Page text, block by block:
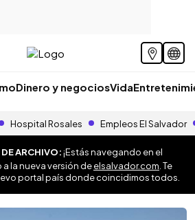
Dinero y negociosVida
Hospital Rosales Empleos El Salvador
ARCHIVO:¡Estás navegando en el
a la nueva versión deelsalvador.com . Te
portal país donde coincidimos todos.